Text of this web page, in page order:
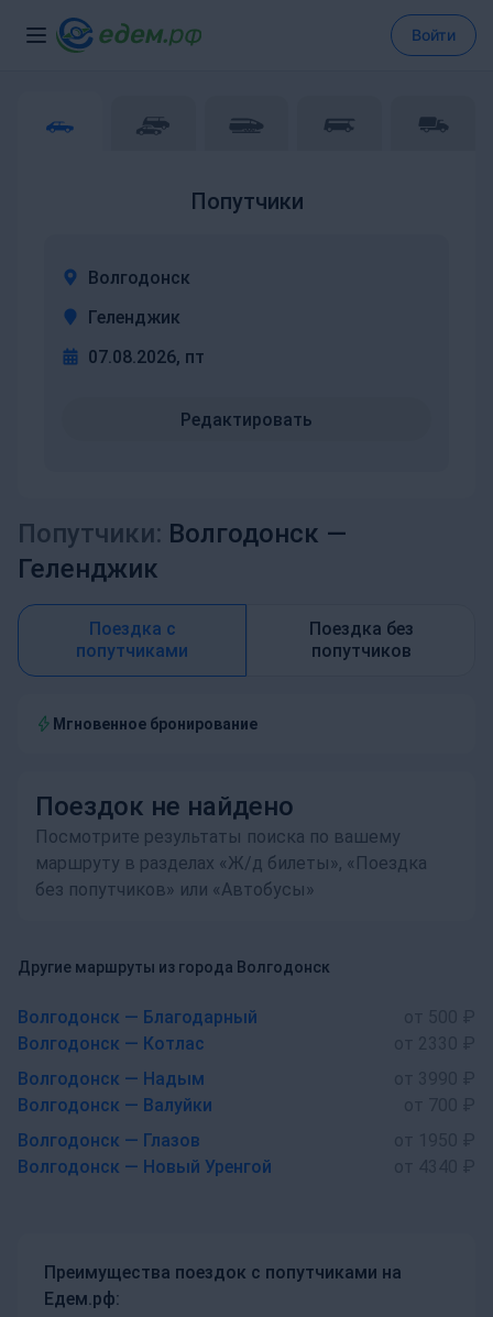
Войти
Попутчики
Волгодонск
Геленджик
07.08.2026, пт
Редактировать
Попутчики: Волгодонск —
Геленджик
Поездка с
попутчиками
Поездка без
попутчиков
Мгновенное бронирование
Поездок не найдено
Посмотрите результаты поиска по вашему
маршруту в разделах «Ж/д билеты», «Поездка
без попутчиков» или «Автобусы»
Другие маршруты из города Волгодонск
Волгодонск — Благодарный
Волгодонск — Котлас
Волгодонск — Надым
Волгодонск — Валуйки
Волгодонск — Глазов
Волгодонск — Новый Уренгой
Преимущества поездок с попутчиками на
Едем.рф: